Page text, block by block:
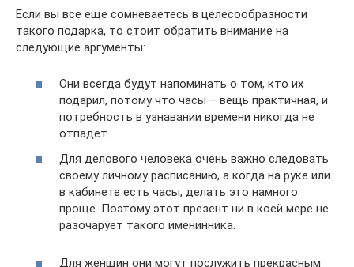
Если вы все еще сомневаетесь в целесообразности
такого подарка, то стоит обратить внимание на
следующие аргументы:
Они всегда будут напоминать о том, кто их
подарил, потому что часы – вещь практичная, и
потребность в узнавании времени никогда не
отпадет.
Для делового человека очень важно следовать
своему личному расписанию, а когда на руке или
в кабинете есть часы, делать это намного
проще. Поэтому этот презент ни в коей мере не
разочарует такого именинника.
Для женщин они могут послужить прекрасным